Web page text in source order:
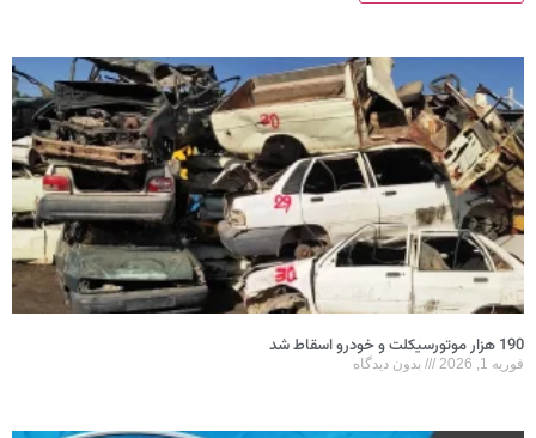
190 هزار موتورسیکلت و خودرو اسقاط شد
فوریه 1, 2026 بدون دیدگاه